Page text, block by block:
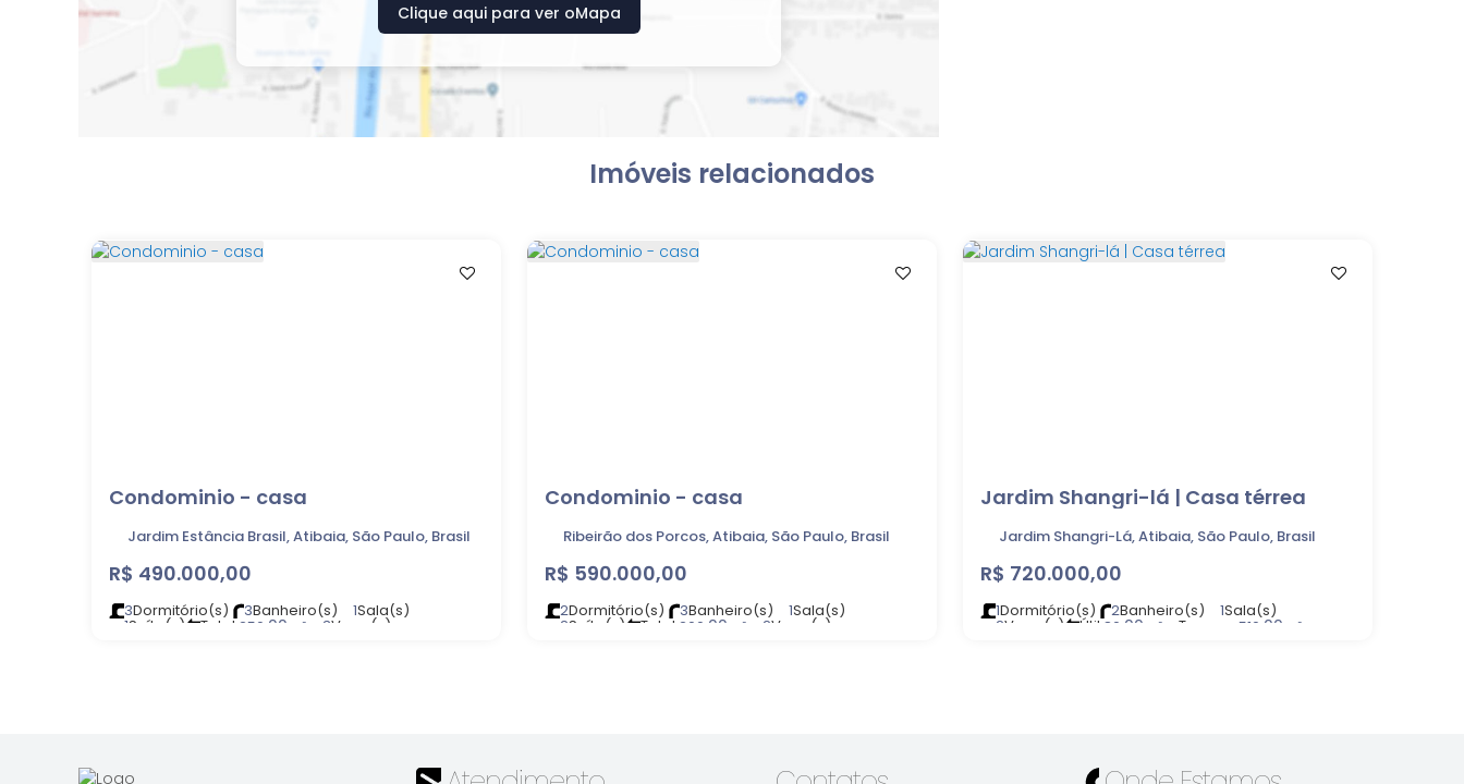
Clique aqui para ver oMapa
Imóveis relacionados
Condominio - casa
R$ 490.000,00
Jardim Estância Brasil, Atibaia, São Paulo, Brasil
3Dormitório(s) 3Banheiro(s) 1Sala(s)
1Suíte(s) Total:250 .00 m² 3Vaga(s)
Condominio - casa
R$ 590.000,00
Ribeirão dos Porcos, Atibaia, São Paulo, Brasil
2Dormitório(s) 3Banheiro(s) 1Sala(s)
2Suíte(s) Total: 200 .00 m² 2Vaga(s)
Jardim Shangri-lá | Casa térrea
R$ 720.000,00
Jardim Shangri-Lá, Atibaia, São Paulo, Brasil
1Dormitório(s) 2Banheiro(s) 1Sala(s)
2Vaga(s) Útil:80 .00 m² Terreno: 510 .00 m²